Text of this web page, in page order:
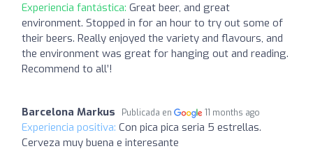
Experiencia fantástica: Great beer, and great
environment. Stopped in for an hour to try out some of
their beers. Really enjoyed the variety and flavours, and
the environment was great for hanging out and reading.
Recommend to all’!
Barcelona Markus Publicada en 11 months ago
Experiencia positiva: Con pica pica seria 5 estrellas.
Cerveza muy buena e interesante